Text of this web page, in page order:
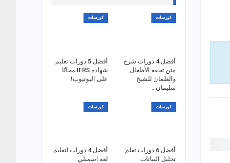
كورسات
أفضل 4 دورات شرح
متن تحفة الأطفال
والغلمان للشيخ
سليمان…
كورسات
أفضل 5 دورات تعليم
شهادة IFRS مجانًا
على اليوتيوب!
كورسات
أفضل 6 دورات تعلم
تحليل البيانات
كورسات
أفضل 4 دورات لتعليم
لغة اسمبلي